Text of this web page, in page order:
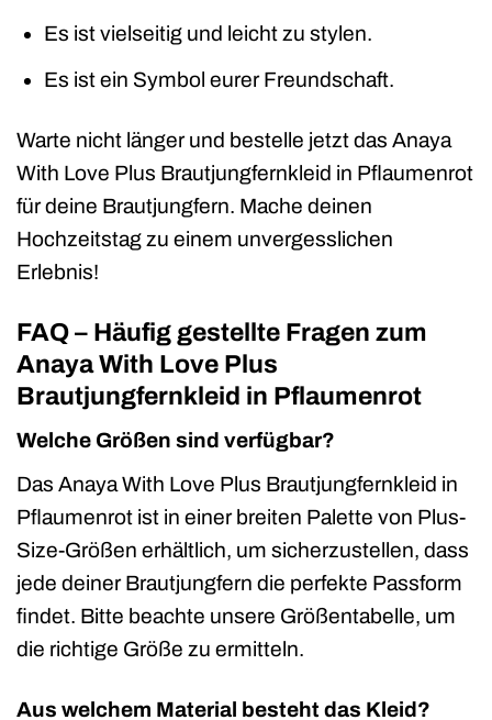
Es ist vielseitig und leicht zu stylen.
Es ist ein Symbol eurer Freundschaft.
Warte nicht länger und bestelle jetzt das Anaya
With Love Plus Brautjungfernkleid in Pflaumenrot
für deine Brautjungfern. Mache deinen
Hochzeitstag zu einem unvergesslichen
Erlebnis!
FAQ – Häufig gestellte Fragen zum
Anaya With Love Plus
Brautjungfernkleid in Pflaumenrot
Welche Größen sind verfügbar?
Das Anaya With Love Plus Brautjungfernkleid in
Pflaumenrot ist in einer breiten Palette von Plus-
Size-Größen erhältlich, um sicherzustellen, dass
jede deiner Brautjungfern die perfekte Passform
findet. Bitte beachte unsere Größentabelle, um
die richtige Größe zu ermitteln.
Aus welchem Material besteht das Kleid?